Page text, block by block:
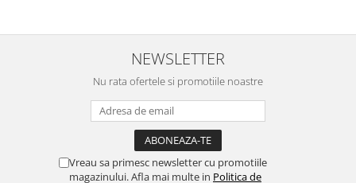
NEWSLETTER
Nu rata ofertele si promotiile noastre
Vreau sa primesc newsletter cu promotiile
magazinului. Afla mai multe in Politica de